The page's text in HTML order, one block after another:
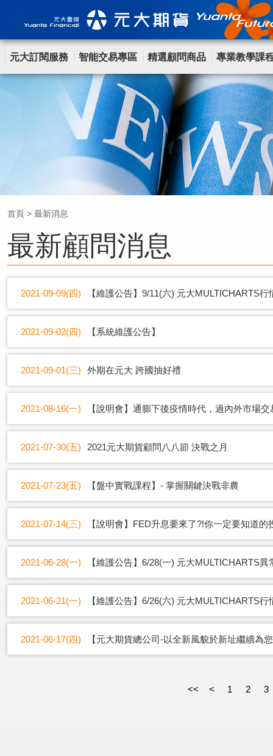
元大訂閱服務 智能交易專區 精選顧問商品 專業教學課
首頁 > 最新消息
最新顧問消息
2021-09-09(四) 【維護公告】9/11(六) 元大MULTICHARTS
2021-09-02(四) 【系統維護公告】
2021-09-01(三) 外期在元大 跨國抽好禮
2021-08-16(一) 【說明會】通膨下後疫情時代，過內外市場交
2021-07-30(五) 2021元大期貨顧問八八節 決戰之月
2021-07-23(五) 【盤中實戰課程】- 掌握關鍵決戰非農
2021-07-14(三) 【說明會】FED升息要來了?!你一定要知道的
2021-06-28(一) 【維護公告】6/28(一) 元大MULTICHARTS異
2021-06-21(一) 【維護公告】6/26(六) 元大MULTICHARTS
2021-06-17(四) 【元大期貨總公司-以全新風貌於新址繼續為
<< < 1 2 3